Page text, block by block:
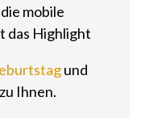
mobile
das Highlight
und
Ihnen.